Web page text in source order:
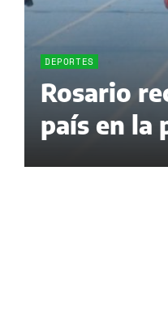
DEPORTES
Rosario
país en la